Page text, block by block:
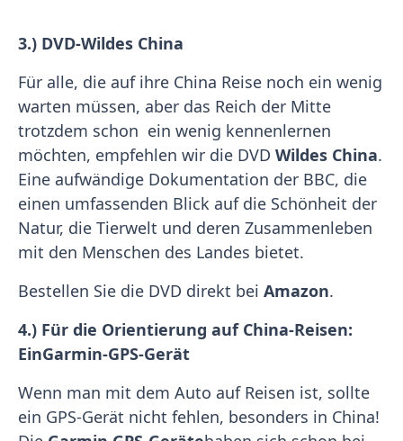
3.) DVD-Wildes China
Für alle, die auf ihre China Reise noch ein wenig
warten müssen, aber das Reich der Mitte
trotzdem schon ein wenig kennenlernen
möchten, empfehlen wir die DVD Wildes China.
Eine aufwändige Dokumentation der BBC, die
einen umfassenden Blick auf die Schönheit der
Natur, die Tierwelt und deren Zusammenleben
mit den Menschen des Landes bietet.
Bestellen Sie die DVD direkt bei Amazon.
4.) Für die Orientierung auf China-Reisen:
EinGarmin-GPS-Gerät
Wenn man mit dem Auto auf Reisen ist, sollte
ein GPS-Gerät nicht fehlen, besonders in China!